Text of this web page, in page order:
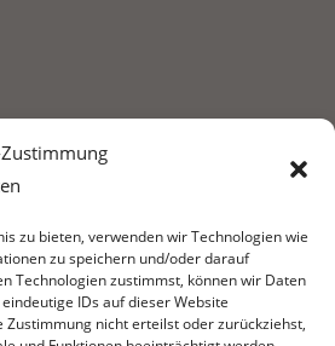
zu bieten, verwenden wir Technologien wie
zu speichern und/oder darauf
Technologien zustimmst, können wir Daten
IDs auf dieser Website
Zustimmung nicht erteilst oder zurückziehst,